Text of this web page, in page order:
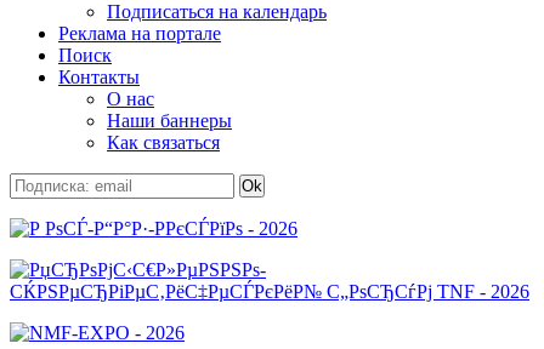
Подписаться на календарь
Реклама на портале
Поиск
Контакты
О нас
Наши баннеры
Как связаться